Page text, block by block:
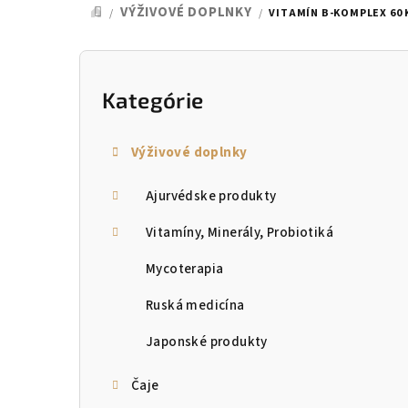
DOMOV
/ VÝŽIVOVÉ DOPLNKY / VITAMÍN B-KOMPLEX 60
B
Preskočiť
kategórie
Kategórie
Výživové doplnky
Ajurvédske produkty
Vitamíny, Minerály, Probiotiká
Mycoterapia
Ruská medicína
Japonské produkty
Čaje